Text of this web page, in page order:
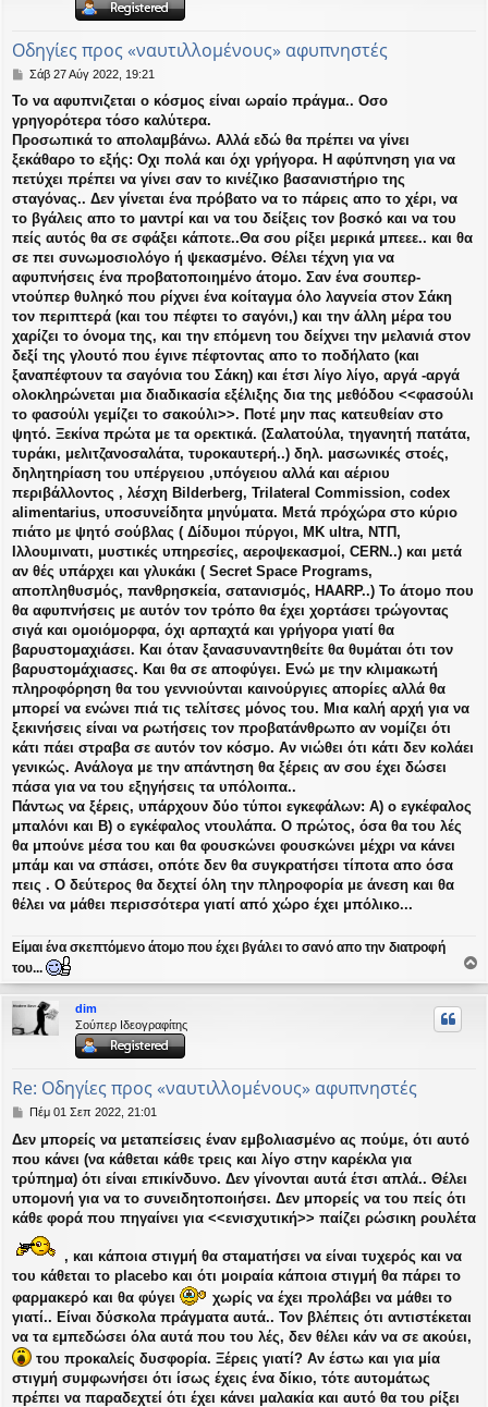
Οδηγίες προς «ναυτιλλομένους» αφυπνηστές
Δ
μ
ο
σ
ί
υ
σ
η
Σάβ 27 Αύγ 2022, 19:21
Το να αφυπνιζεται ο κόσμος είναι ωραίο πράγμα.. Οσο
γρηγορότερα τόσο καλύτερα.
Προσωπικά το απολαμβάνω. Αλλά εδώ θα πρέπει να γίνει
ξεκάθαρο το εξής: Οχι πολά και όχι γρήγορα. Η αφύπνηση για να
πετύχει πρέπει να γίνει σαν το κινέζικο βασανιστήριο της
σταγόνας.. Δεν γίνεται ένα πρόβατο να το πάρεις απο το χέρι, να
το βγάλεις απο το μαντρί και να του δείξεις τον βοσκό και να του
πείς αυτός θα σε σφάξει κάποτε..Θα σου ρίξει μερικά μπεεε.. και θα
σε πει συνωμοσιολόγο ή ψεκασμένο. Θέλει τέχνη για να
αφυπνήσεις ένα προβατοποιημένο άτομο. Σαν ένα σουπερ-
ντούπερ θυληκό που ρίχνει ένα κοίταγμα όλο λαγνεία στον Σάκη
τον περιπτερά (και του πέφτει το σαγόνι,) και την άλλη μέρα του
χαρίζει το όνομα της, και την επόμενη του δείχνει την μελανιά στον
δεξί της γλουτό που έγινε πέφτοντας απο το ποδήλατο (και
ξαναπέφτουν τα σαγόνια του Σάκη) και έτσι λίγο λίγο, αργά -αργά
ολοκληρώνεται μια διαδικασία εξέλιξης δια της μεθόδου <<φασούλι
το φασούλι γεμίζει το σακούλι>>. Ποτέ μην πας κατευθείαν στο
ψητό. Ξεκίνα πρώτα με τα ορεκτικά. (Σαλατούλα, τηγανητή πατάτα,
τυράκι, μελιτζανοσαλάτα, τυροκαυτερή..) δηλ. μασωνικές στοές,
δηλητηρίαση του υπέργειου ,υπόγειου αλλά και αέριου
περιβάλλοντος , λέσχη Bilderberg, Trilateral Commission, codex
alimentarius, υποσυνείδητα μηνύματα. Μετά πρόχώρα στο κύριο
πιάτο με ψητό σούβλας ( Δίδυμοι πύργοι, MK ultra, ΝΤΠ,
Ιλλουμινατι, μυστικές υπηρεσίες, αεροψεκασμοί, CERN..) και μετά
αν θές υπάρχει και γλυκάκι ( Secret Space Programs,
αποπληθυσμός, πανθρησκεία, σατανισμός, HAARP..) Το άτομο που
θα αφυπνήσεις με αυτόν τον τρόπο θα έχει χορτάσει τρώγοντας
σιγά και ομοιόμορφα, όχι αρπαχτά και γρήγορα γιατί θα
βαρυστομαχιάσει. Και όταν ξανασυναντηθείτε θα θυμάται ότι τον
βαρυστομάχιασες. Και θα σε αποφύγει. Ενώ με την κλιμακωτή
πληροφόρηση θα του γεννιούνται καινούργιες απορίες αλλά θα
μπορεί να ενώνει πιά τις τελίτσες μόνος του. Μια καλή αρχή για να
ξεκινήσεις είναι να ρωτήσεις τον προβατάνθρωπο αν νομίζει ότι
κάτι πάει στραβα σε αυτόν τον κόσμο. Αν νιώθει ότι κάτι δεν κολάει
γενικώς. Ανάλογα με την απάντηση θα ξέρεις αν σου έχει δώσει
πάσα για να του εξηγήσεις τα υπόλοιπα..
Πάντως να ξέρεις, υπάρχουν δύο τύποι εγκεφάλων: Α) ο εγκέφαλος
μπαλόνι και Β) ο εγκέφαλος ντουλάπα. Ο πρώτος, όσα θα του λές
θα μπούνε μέσα του και θα φουσκώνει φουσκώνει μέχρι να κάνει
μπάμ και να σπάσει, οπότε δεν θα συγκρατήσει τίποτα απο όσα
πεις . Ο δεύτερος θα δεχτεί όλη την πληροφορία με άνεση και θα
θέλει να μάθει περισσότερα γιατί από χώρο έχει μπόλικο...
Είμαι ένα σκεπτόμενο άτομο που έχει βγάλει το σανό απο την διατροφή
του...
ο
ρ
dim
Σούπερ Ιδεογραφίτης
Re: Οδηγίες προς «ναυτιλλομένους» αφυπνηστές
Δ
μ
ο
σ
ε
υ
σ
Πέμ 01 Σεπ 2022, 21:01
Δεν μπορείς να μεταπείσεις έναν εμβολιασμένο ας πούμε, ότι αυτό
που κάνει (να κάθεται κάθε τρεις και λίγο στην καρέκλα για
τρύπημα) ότι είναι επικίνδυνο. Δεν γίνονται αυτά έτσι απλά.. Θέλει
υπομονή για να το συνειδητοποιήσει. Δεν μπορείς να του πείς ότι
κάθε φορά που πηγαίνει για <<ενισχυτική>> παίζει ρώσικη ρουλέτα
, και κάποια στιγμή θα σταματήσει να είναι τυχερός και να
του κάθεται το placebo και ότι μοιραία κάποια στιγμή θα πάρει το
φαρμακερό και θα φύγει
χωρίς να έχει προλάβει να μάθει το
γιατί.. Είναι δύσκολα πράγματα αυτά.. Τον βλέπεις ότι αντιστέκεται
να τα εμπεδώσει όλα αυτά που του λές, δεν θέλει κάν να σε ακούει,
του προκαλείς δυσφορία. Ξέρεις γιατί? Αν έστω και για μία
στιγμή συμφωνήσει ότι ίσως έχεις ένα δίκιο, τότε αυτομάτως
πρέπει να παραδεχτεί ότι έχει κάνει μαλακία και αυτό θα του ρίξει